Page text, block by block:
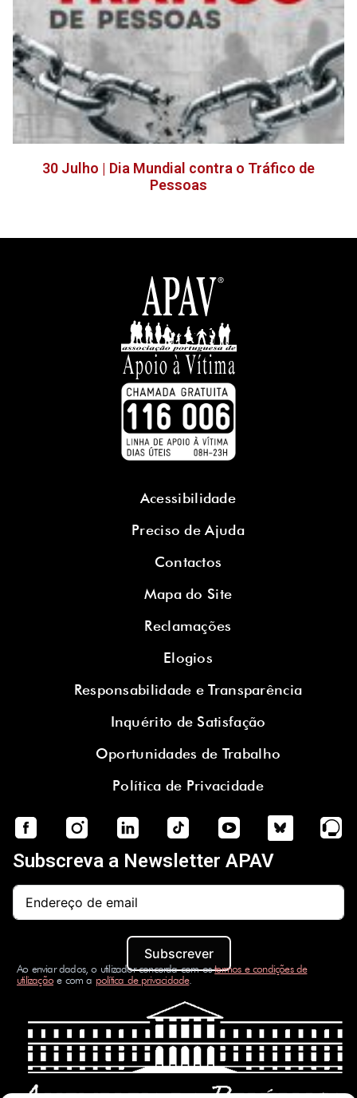
30 Julho | Dia Mundial contra o Tráfico de
Pessoas
Acessibilidade
Preciso de Ajuda
Contactos
Mapa do Site
Reclamações
Elogios
Responsabilidade e Transparência
Inquérito de Satisfação
Oportunidades de Trabalho
Política de Privacidade
Subscreva a Newsletter APAV
Subscrever
Ao enviar dados, o utilizador concorda com ostermos e condições de
utilizaçãoe com a política de privacidade.